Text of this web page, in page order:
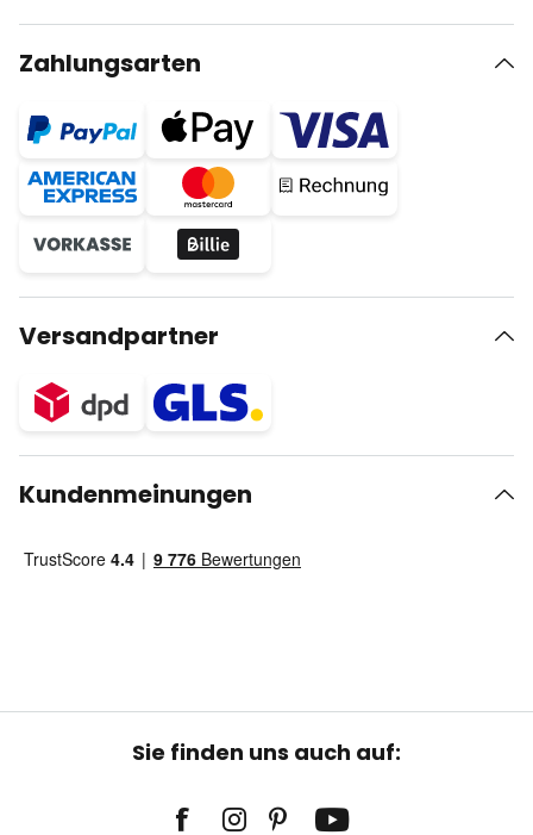
Zahlungsarten
Versandpartner
Kundenmeinungen
Sie finden uns auch auf: